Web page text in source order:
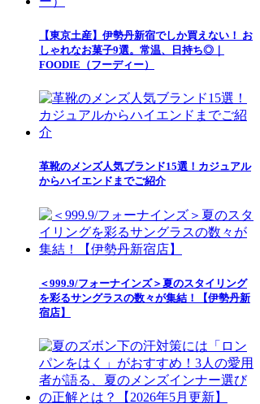
【東京土産】伊勢丹新宿でしか買えない！ お
しゃれなお菓子9選。常温、日持ち◎｜
FOODIE（フーディー）
革靴のメンズ人気ブランド15選！カジュアル
からハイエンドまでご紹介
＜999.9/フォーナインズ＞夏のスタイリング
を彩るサングラスの数々が集結！【伊勢丹新
宿店】